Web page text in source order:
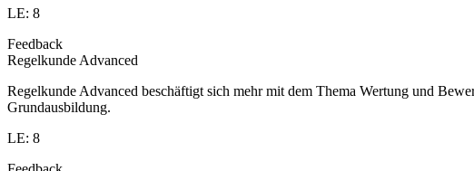
LE: 8
Feedback
Regelkunde Advanced
Regelkunde Advanced beschäftigt sich mehr mit dem Thema Wertung und
Grundausbildung.
LE: 8